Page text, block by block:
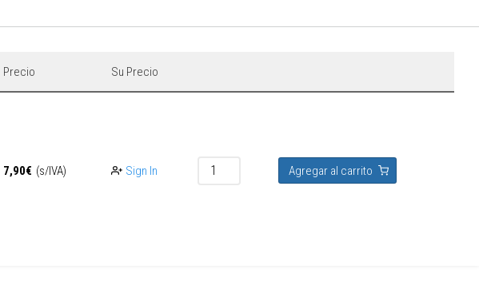
Precio Su Precio
7,90€ (s/IVA) Sign In Agregar al carrito